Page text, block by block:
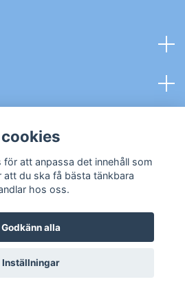
Tomiti - Leksaker
för att anpassa det innehåll som
du ska få bästa tänkbara
hos oss.
Godkänn alla
Inställningar